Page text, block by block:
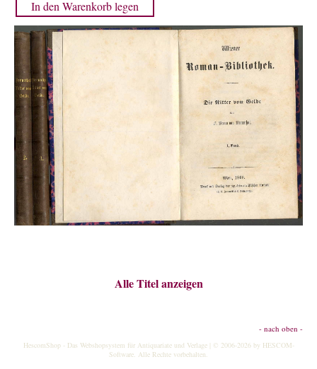
Widerrufsrecht
Datenschutz
Alle Titel anzeigen
- nach oben -
HescomShop- Das Webshopsystem für Antiquariate und Verlage | © 2006-2026 by HESCOM-
Software. Alle Rechte vorbehalten.